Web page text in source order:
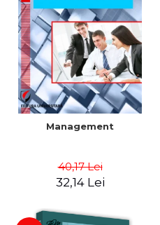
Management
40,17 Lei
32,14 Lei